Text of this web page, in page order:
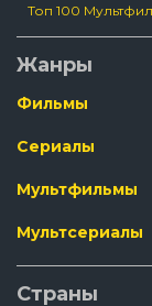
Топ 100
Жанры
Фильмы
Сериалы
Мультфильмы
Мультсериалы
Страны